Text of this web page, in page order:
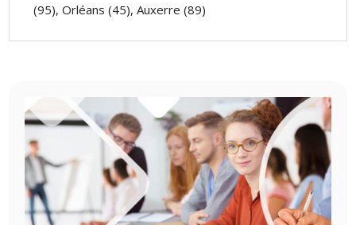
(95), Orléans (45), Auxerre (89)